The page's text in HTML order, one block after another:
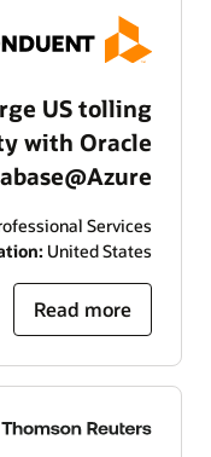
US tolling
with Oracle
Services
United States
Read more